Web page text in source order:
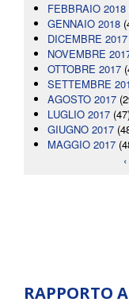
FEBBRAIO 2018
GENNAIO 2018
DICEMBRE 2017
NOVEMBRE
OTTOBRE 2017
SETTEMBRE
AGOSTO 2017
LUGLIO 2017
GIUGNO 2017
MAGGIO 2017
RAPPORTO